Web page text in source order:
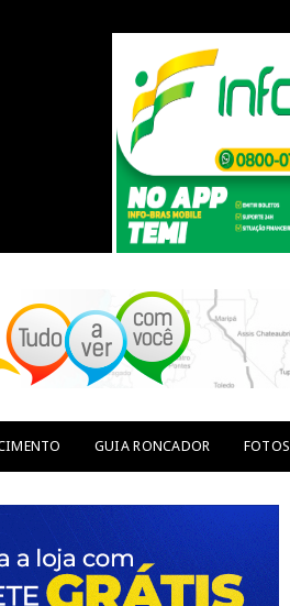
GUIA RONCADOR FOTOS